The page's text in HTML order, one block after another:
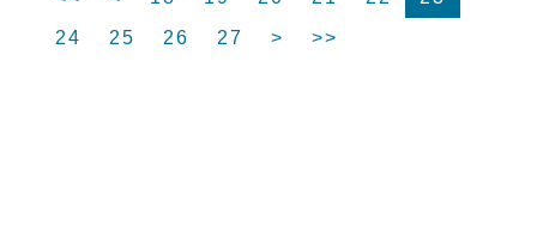
24
25 26 27 > >>